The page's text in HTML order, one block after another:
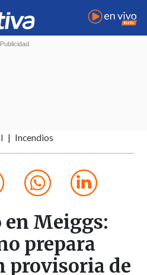
Incendios
Meiggs:
prepara
provisoria de